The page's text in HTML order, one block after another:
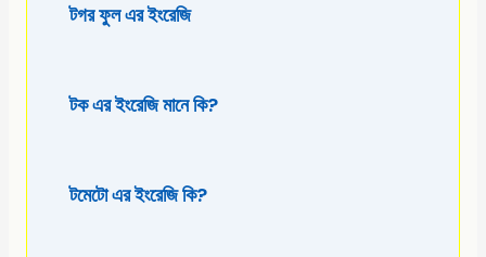
টগর ফুল এর ইংরেজি
টক এর ইংরেজি মানে কি?
টমেটো এর ইংরেজি কি?